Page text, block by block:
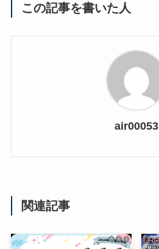
この記事を書いた人
air00053
関連記事